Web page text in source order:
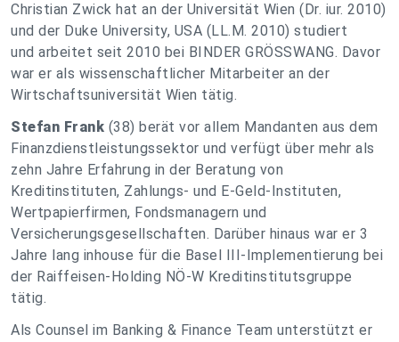
Christian Zwick hat an der Universität Wien (Dr. iur. 2010)
und der Duke University, USA (LL.M. 2010) studiert
und arbeitet seit 2010 bei BINDER GRÖSSWANG. Davor
war er als wissenschaftlicher Mitarbeiter an der
Wirtschaftsuniversität Wien tätig.
Stefan Frank (38) berät vor allem Mandanten aus dem
Finanzdienstleistungssektor und verfügt über mehr als
zehn Jahre Erfahrung in der Beratung von
Kreditinstituten, Zahlungs- und E-Geld-Instituten,
Wertpapierfirmen, Fondsmanagern und
Versicherungsgesellschaften. Darüber hinaus war er 3
Jahre lang inhouse für die Basel III-Implementierung bei
der Raiffeisen-Holding NÖ-W Kreditinstitutsgruppe
tätig.
Als Counsel im Banking & Finance Team unterstützt er